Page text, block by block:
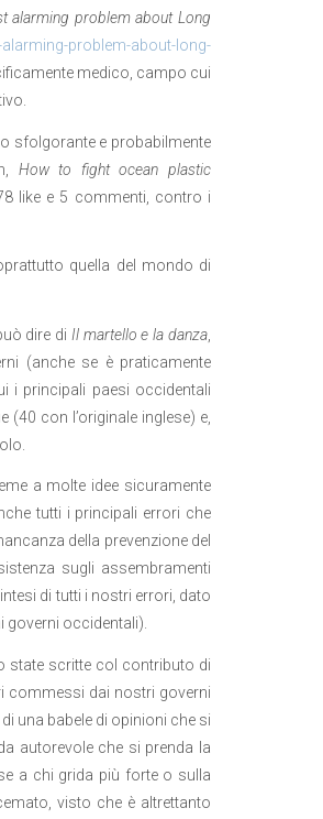
alarming problem about Long
problem-about-long-
medico, campo cui
sfolgorante e probabilmente
How to fight ocean plastic
like e 5 commenti, contro i
quella del mondo di
dire di Il martello e la danza
(anche se è praticamente
i principali paesi occidentali
con l’originale inglese) e,
a molte idee sicuramente
tutti i principali errori che
della prevenzione del
sugli assembramenti
di tutti i nostri errori, dato
governi occidentali).
state scritte col contributo di
commessi dai nostri governi
una babele di opinioni che si
autorevole che si prenda la
a chi grida più forte o sulla
visto che è altrettanto